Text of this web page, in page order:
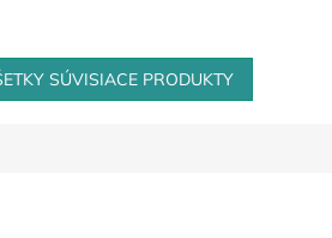
zabalených v praktickej
kartuši...
SÚVISIACE PRODUKTY